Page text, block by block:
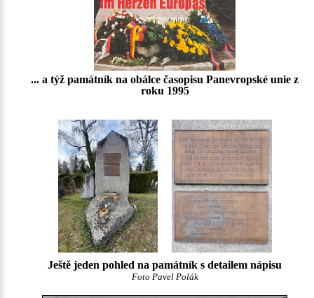
... a týž památník na obálce časopisu Panevropské unie z
roku 1995
Ještě jeden pohled na památník s detailem nápisu
Foto Pavel Polák